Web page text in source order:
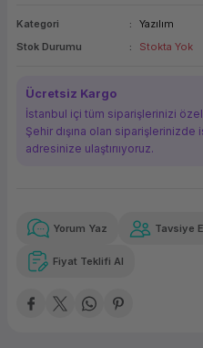
Bileşenleri
Kategori
Yazılım
Stok Durumu
Stokta Yok
Ücretsiz Kargo
İstanbul içi tüm siparişlerinizi
Şehir dışına olan
adresinize ulaştırııyoruz.
Güvenilir Alışveriş
Kolay iade imkanı
44,78 TL
Yorum Yaz Tavsiye
Fiyat Teklifi Al